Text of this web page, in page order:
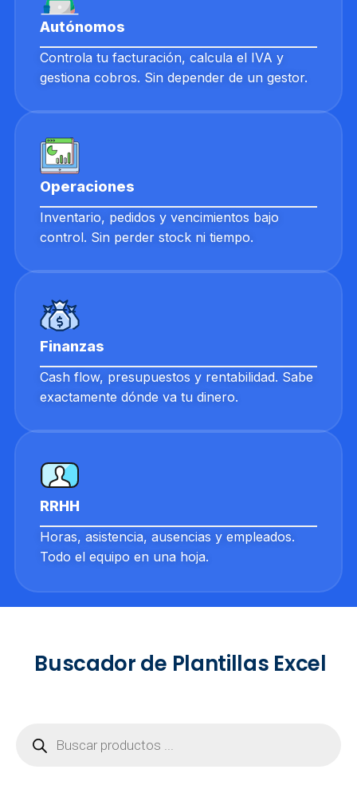
Autónomos
Controla tu facturación, calcula el IVA y
gestiona cobros. Sin depender de un gestor.
Operaciones
Inventario, pedidos y vencimientos bajo
control. Sin perder stock ni tiempo.
Finanzas
Cash flow, presupuestos y rentabilidad. Sabe
exactamente dónde va tu dinero.
RRHH
Horas, asistencia, ausencias y empleados.
Todo el equipo en una hoja.
Buscador de Plantillas Excel